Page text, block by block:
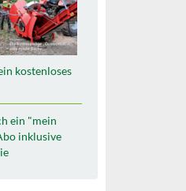
kostenloses
ein "mein
inklusive